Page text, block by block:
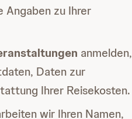
Angaben zu Ihrer
anmelden,
Daten zur
Ihrer Reisekosten.
wir Ihren Namen,